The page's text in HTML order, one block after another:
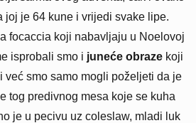
joj je 64 kune i vrijedi svake lipe.
focaccia koji nabavljaju u Noelovoj
isprobali smo i juneće obraze koji
već smo samo mogli poželjeti da je
tog predivnog mesa koje se kuha
je u pecivu uz coleslaw, mladi luk